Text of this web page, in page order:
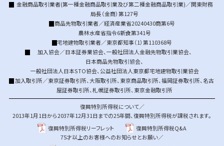
金融商品取引業者(第一種金融商品取引業及び第二種金融商品取引業)／関東財務
局長（金商）第127号
商品先物取引業者／経済産業省20240430商第6号
農林水産省指令6新食第341号
宅地建物取引業者／東京都知事（1）第110368号
加入協会／日本証券業協会、一般社団法人金融先物取引業協会、
日本商品先物取引協会、
一般社団法人日本STO協会、公益社団法人東京都宅地建物取引業協会
加入取引所／東京証券取引所、大阪取引所、 東京商品取引所、福岡証券取引所、名古
屋証券取引所、札幌証券取引所、 東京金融取引所
復興特別所得税について／
2013年1月1日から2037年12月31日までの25年間、復興特別所得税が課税されます。
復興特別所得税リーフレット
復興特別所得税Q&A
75才以上のお客様へのお知らせとお願い／